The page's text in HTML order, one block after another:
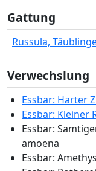
Gattung
Russula,
Verwechslung
Essbar: Harter
Essbar: Kleiner
Essbar:
amoena
Essbar: